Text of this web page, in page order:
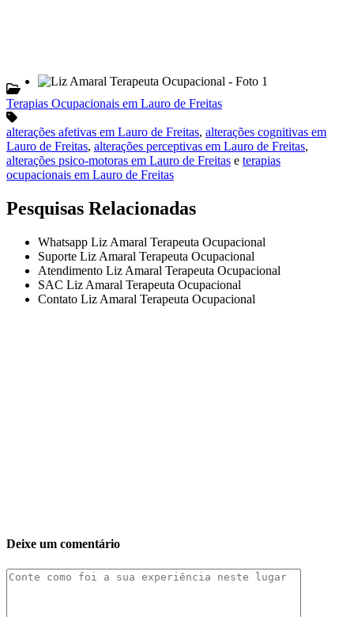
Terapias Ocupacionais em Lauro de Freitas
alterações afetivas em Lauro de Freitas, alterações cognitivas em
Lauro de Freitas, alterações perceptivas em Lauro de Freitas,
alterações psico-motoras em Lauro de Freitas e terapias
ocupacionais em Lauro de Freitas
Pesquisas Relacionadas
Whatsapp Liz Amaral Terapeuta Ocupacional
Suporte Liz Amaral Terapeuta Ocupacional
Atendimento Liz Amaral Terapeuta Ocupacional
SAC Liz Amaral Terapeuta Ocupacional
Contato Liz Amaral Terapeuta Ocupacional
Deixe um comentário